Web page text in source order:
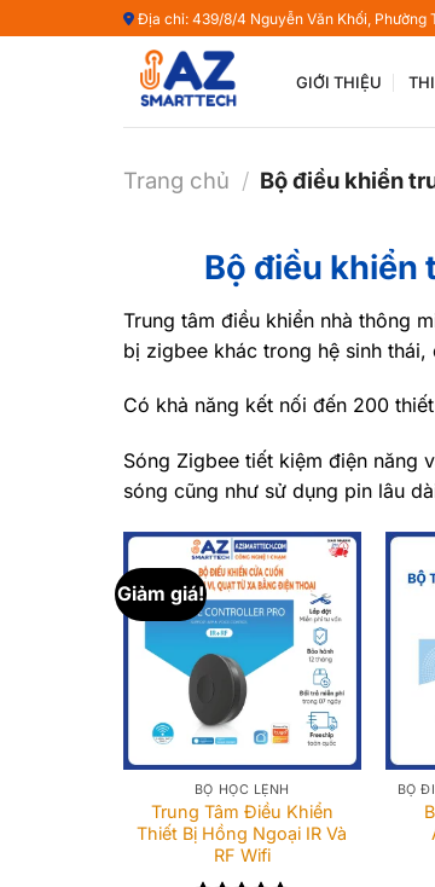
qua
Địa chỉ: 439/8/4 Nguyễn Văn Khối, Phường
GIỚI THIỆU
Trang chủ / Bộ điều khiển
Bộ điều khiển
Trung tâm điều khiển nhà thông
bị zigbee khác trong hệ sinh
Có khả năng kết nối đến 200
Sóng Zigbee tiết kiệm điện năng
sóng cũng như sử dụng pin lâu
Giảm giá!
BỘ HỌC LỆNH
Trung Tâm Điều Khiển
Thiết Bị Hồng Ngoại IR Và
RF Wifi